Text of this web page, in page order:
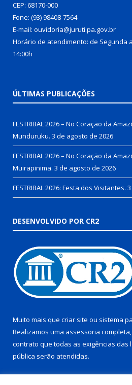
CEP: 68170-000
Fone: (93) 98408-7564
E-mail: ouvidoria@juruti.pa.gov.br
Horário de atendimento: de Segunda
14:00h
ÚLTIMAS PUBLICAÇÕES
FESTRIBAL 2026 – No Coração da
Munduruku. 3 de agosto de 2026
FESTRIBAL 2026 – No Coração da
Muirapinima. 3 de agosto de 2026
FESTRIBAL 2026: Festa dos Visitantes.
DESENVOLVIDO POR CR2
Muito mais que criar site ou sistema
Realizamos uma assessoria
contrato que todas as exigências das
pública serão atendidas.